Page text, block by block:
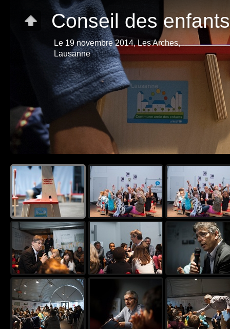
Conseil des enfants
Le 19 novembre 2014, Les Arches,
Lausanne